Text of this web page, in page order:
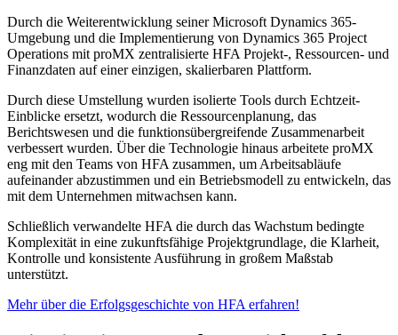
Durch die Weiterentwicklung seiner Microsoft Dynamics 365-
Umgebung und die Implementierung von Dynamics 365 Project
Operations mit proMX zentralisierte HFA Projekt-, Ressourcen- und
Finanzdaten auf einer einzigen, skalierbaren Plattform.
Durch diese Umstellung wurden isolierte Tools durch Echtzeit-
Einblicke ersetzt, wodurch die Ressourcenplanung, das
Berichtswesen und die funktionsübergreifende Zusammenarbeit
verbessert wurden. Über die Technologie hinaus arbeitete proMX
eng mit den Teams von HFA zusammen, um Arbeitsabläufe
aufeinander abzustimmen und ein Betriebsmodell zu entwickeln, das
mit dem Unternehmen mitwachsen kann.
Schließlich verwandelte HFA die durch das Wachstum bedingte
Komplexität in eine zukunftsfähige Projektgrundlage, die Klarheit,
Kontrolle und konsistente Ausführung in großem Maßstab
unterstützt.
Mehr über die Erfolgsgeschichte von HFA erfahren!